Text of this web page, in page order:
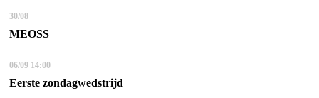
30/08
MEOSS
06/09 14:00
Eerste zondagwedstrijd